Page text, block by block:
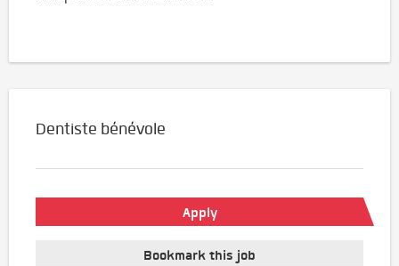
Dentiste bénévole
Apply
Bookmark this job